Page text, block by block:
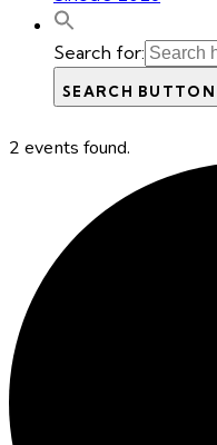
Search for:
SEARCH BUTTON
2 events found.